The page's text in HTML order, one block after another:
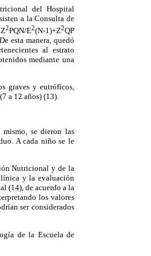
del Hospital
a la Consulta de
2PQN/E2(N-1)+Z2QP
esta manera, quedó
al estrato
mediante una
graves y eutróficos,
a 12 años) (13).
se dieron las
A cada niño se le
Nutricional y de la
y la evaluación
(14), de acuerdo a la
los valores
ser considerados
de la Escuela de